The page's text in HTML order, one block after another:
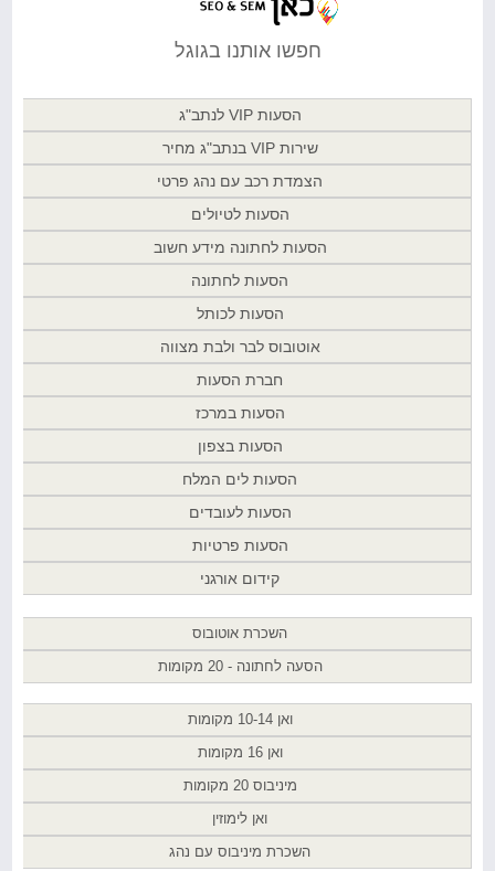
חפשו אותנו בגוגל
הסעות VIP לנתב"ג
שירות VIP בנתב"ג מחיר
הצמדת רכב עם נהג פרטי
הסעות לטיולים
הסעות לחתונה מידע חשוב
הסעות לחתונה
הסעות לכותל
אוטובוס לבר ולבת מצווה
חברת הסעות
הסעות במרכז
הסעות בצפון
הסעות לים המלח
הסעות לעובדים
הסעות פרטיות
קידום אורגני
השכרת אוטובוס
הסעה לחתונה - 20 מקומות
ואן 10-14 מקומות
ואן 16 מקומות
מיניבוס 20 מקומות
ואן לימוזין
השכרת מיניבוס עם נהג